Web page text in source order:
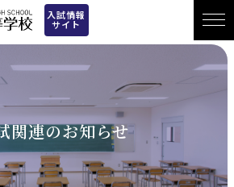
入試情報
サイト
関連のお知らせ